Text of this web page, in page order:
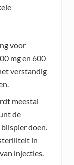
voor
mg en 600
verstandig
meestal
de
doen.
in
injecties.